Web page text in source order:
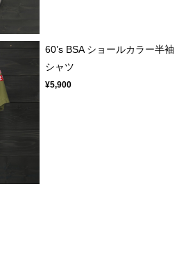
60’s BSA ショールカラー半袖
シャツ
¥5,900